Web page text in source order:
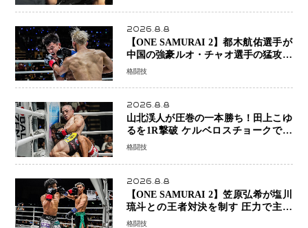
2026.8.8
【ONE SAMURAI 2】都木航佑選手が
中国の強豪ルオ・チャオ選手の猛攻を
受けながらも的確な攻撃で応戦 最後
格闘技
2026.8.8
山北渓人が圧巻の一本勝ち！田上こゆ
るを1R撃破 ケルベロスチョークで存
在感を示す
格闘技
2026.8.8
【ONE SAMURAI 2】笠原弘希が塩川
琉斗との王者対決を制す 圧力で主導
権を握り判定勝利
格闘技